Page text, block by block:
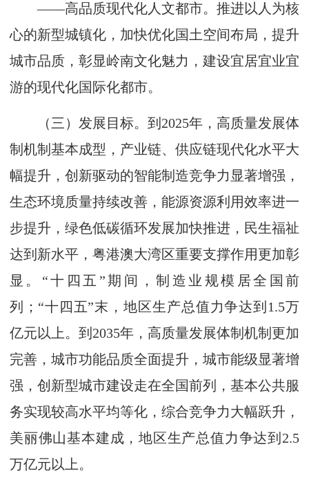
——高品质现代化人文都市。推进以人为核
心的新型城镇化，加快优化国土空间布局，提升
城市品质，彰显岭南文化魅力，建设宜居宜业宜
游的现代化国际化都市。
（三）发展目标。到2025年，高质量发展体
制机制基本成型，产业链、供应链现代化水平大
幅提升，创新驱动的智能制造竞争力显著增强，
生态环境质量持续改善，能源资源利用效率进一
步提升，绿色低碳循环发展加快推进，民生福祉
达到新水平，粤港澳大湾区重要支撑作用更加彰
显。“十四五”期间，制造业规模居全国前
列；“十四五”末，地区生产总值力争达到1.5万
亿元以上。到2035年，高质量发展体制机制更加
完善，城市功能品质全面提升，城市能级显著增
强，创新型城市建设走在全国前列，基本公共服
务实现较高水平均等化，综合竞争力大幅跃升，
美丽佛山基本建成，地区生产总值力争达到2.5
万亿元以上。